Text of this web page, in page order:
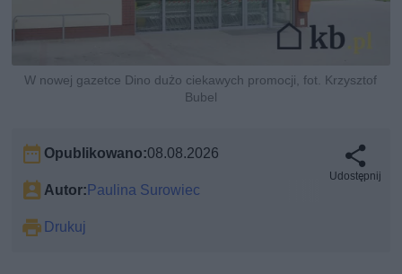
W nowej gazetce Dino dużo ciekawych promocji, fot. Krzysztof
Bubel
Opublikowano:08.08.2026
Autor: Paulina Surowiec
Drukuj
Udostępnij